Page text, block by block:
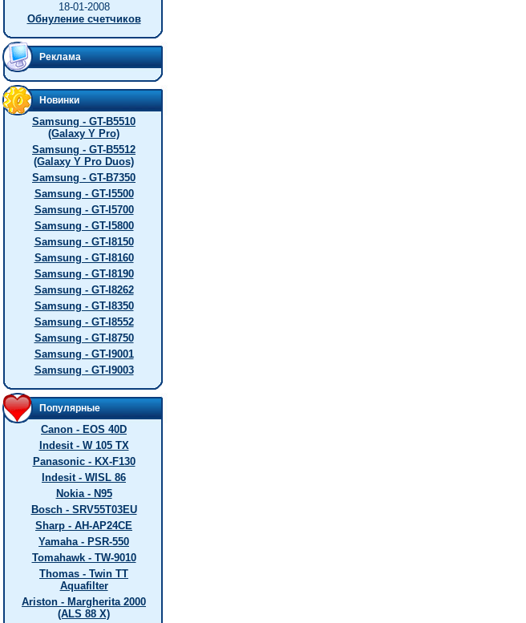
18-01-2008
Обнуление счетчиков
Реклама
Новинки
Samsung - GT-B5510
(Galaxy Y Pro)
Samsung - GT-B5512
(Galaxy Y Pro Duos)
Samsung - GT-B7350
Samsung - GT-I5500
Samsung - GT-I5700
Samsung - GT-I5800
Samsung - GT-I8150
Samsung - GT-I8160
Samsung - GT-I8190
Samsung - GT-I8262
Samsung - GT-I8350
Samsung - GT-I8552
Samsung - GT-I8750
Samsung - GT-I9001
Samsung - GT-I9003
Популярные
Canon - EOS 40D
Indesit - W 105 TX
Panasonic - KX-F130
Indesit - WISL 86
Nokia - N95
Bosch - SRV55T03EU
Sharp - AH-AP24CE
Yamaha - PSR-550
Tomahawk - TW-9010
Thomas - Twin TT
Aquafilter
Ariston - Margherita 2000
(ALS 88 X)